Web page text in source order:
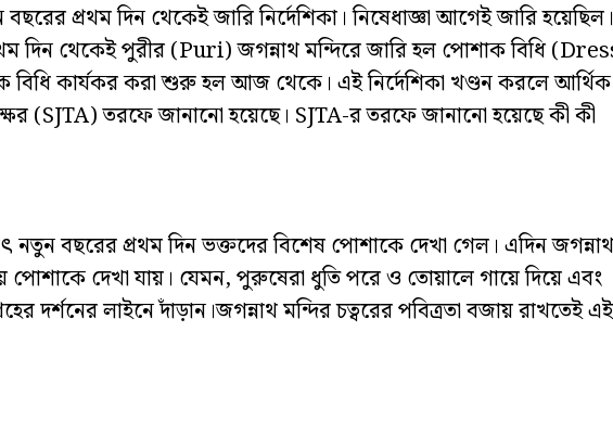
প্রথম দিন থেকেই জারি নির্দেশিকা। নিষেধাজ্ঞা আগেই জারি হয়েছিল।
দিন থেকেই পুরীর (Puri) জগন্নাথ মন্দিরে জারি হল পোশাক বিধি
বিধি কার্যকর করা শুরু হল আজ থেকে। এই নির্দেশিকা খণ্ডন করলে আর্থিক
(SJTA) তরফে জানানো হয়েছে। SJTA-র তরফে জানানো হয়েছে কী কী
নতুন বছরের প্রথম দিন ভক্তদের বিশেষ পোশাকে দেখা গেল। এদিন জগন্নাথ
পোশাকে দেখা যায়। যেমন, পুরুষেরা ধুতি পরে ও তোয়ালে গায়ে দিয়ে এবং
দর্শনের লাইনে দাঁড়ান।জগন্নাথ মন্দির চত্বরের পবিত্রতা বজায় রাখতেই এই